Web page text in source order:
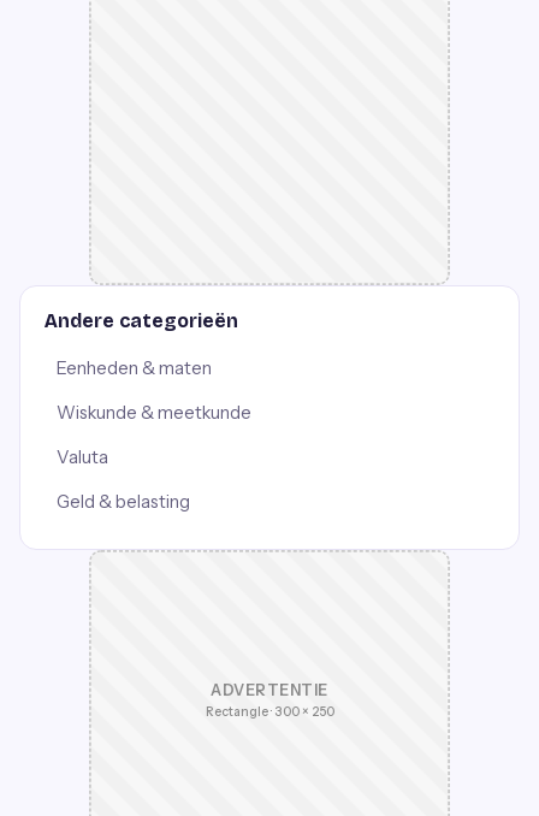
Andere categorieën
Eenheden & maten
Wiskunde & meetkunde
Valuta
Geld & belasting
ADVERTENTIE
Rectangle · 300 × 250